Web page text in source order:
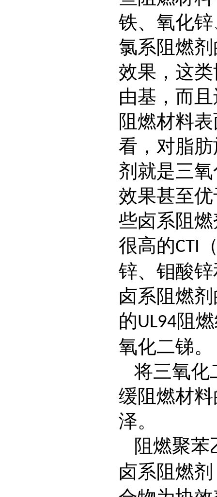
铁、氧化
氯系阻燃
效果，这
由基，而
阻燃材料
看，对脂
剂就是三
效果甚至
些卤系阻
很高的CTI
锌、钼酸
卤系阻燃
的UL94阻
氧化二锑。
将三氧化
缓阻燃材
泽。
阻燃聚苯
卤系阻燃